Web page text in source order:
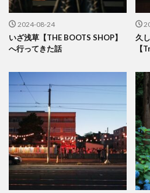
2024-08-24
いざ浅草【THE BOOTS SHOP】
へ行ってきた話
久
【